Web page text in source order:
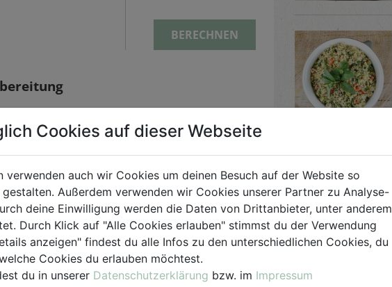
BERECHNEN
Kreis ausschneiden. In der Mitte einen
Die Blätterteigreste zur Seite legen.
Blätterteigkreis mit Pesto bestreichen.
Tomaten und Mozzarella in dünne
schneiden und abwechselnd auf das
legen. Mit den Stern-Enden (von der Mitte)
den Blätterteigresten dekorieren. Nach
Cookies auf dieser Webseite
verwenden auch wir Cookies um deinen Besuch auf der Website so
Außerdem verwenden wir Cookies unserer Partner zu Analyse-
deine Einwilligung werden die Daten von Drittanbieter, unter anderem
Durch Klick auf "Alle Cookies erlauben" stimmst du der Verwendung
anzeigen" findest du alle Infos zu den unterschiedlichen Cookies, du
Cookies du erlauben möchtest.
du in unserer Datenschutzerklärung bzw. im Impressum